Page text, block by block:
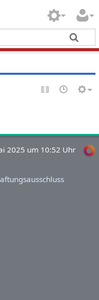
2025 um 10:52 Uhr